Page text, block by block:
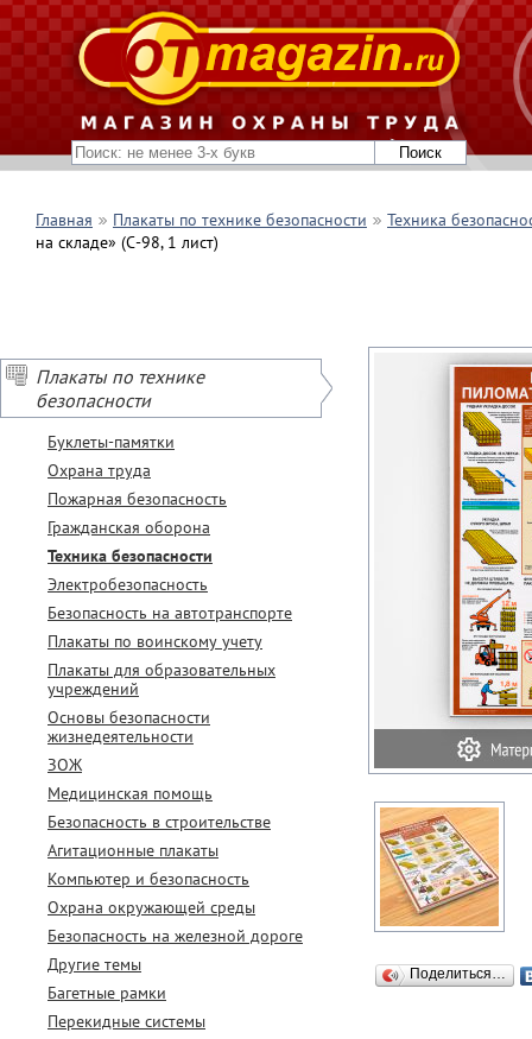
Главная Плакаты по технике безопасности
Техника
на складе» (С-98, 1 лист)
Плакаты по технике
безопасности
Буклеты-памятки
Охрана труда
Пожарная безопасность
Гражданская оборона
Техника безопасности
Электробезопасность
Безопасность на автотранспорте
Плакаты по воинскому учету
Плакаты для образовательных
учреждений
Основы безопасности
жизнедеятельности
ЗОЖ
Медицинская помощь
Безопасность в строительстве
Агитационные плакаты
Компьютер и безопасность
Охрана окружающей среды
Безопасность на железной дороге
Другие темы
Багетные рамки
Перекидные системы
Поделиться…